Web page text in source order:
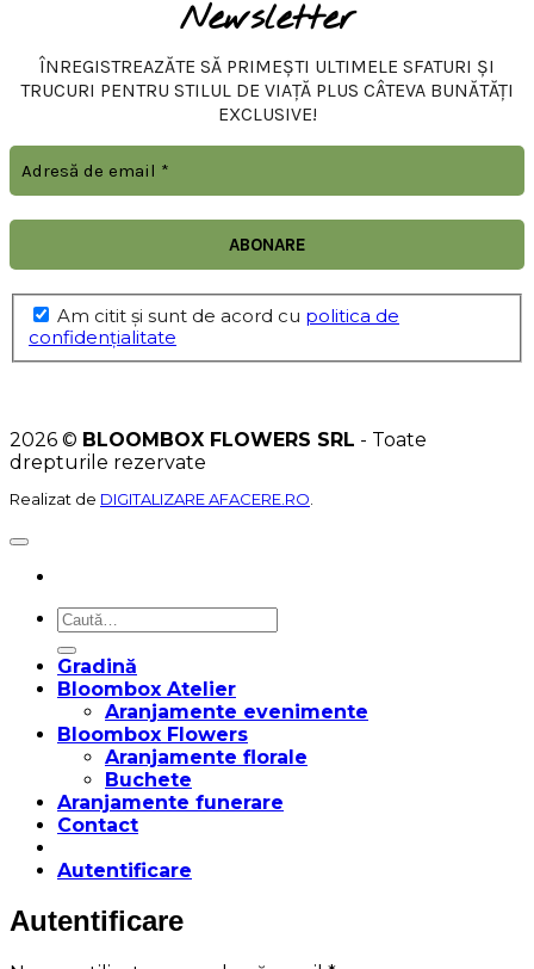
Newsletter
ÎNREGISTREAZĂTE SĂ PRIMEȘTI ULTIMELE SFATURI ȘI
TRUCURI PENTRU STILUL DE VIAȚĂ PLUS CÂTEVA BUNĂTĂȚI
EXCLUSIVE!
Am citit şi sunt de acord cu politica de
confidențialitate
2026 © BLOOMBOX FLOWERS SRL - Toate
drepturile rezervate
Realizat de DIGITALIZARE AFACERE.RO
Caută
după:
Gradină
Bloombox Atelier
Aranjamente evenimente
Bloombox Flowers
Aranjamente florale
Buchete
Aranjamente funerare
Contact
Autentificare
Autentificare